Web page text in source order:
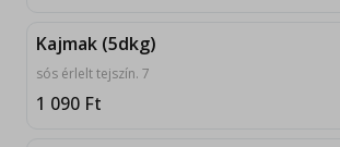
Kajmak (5dkg)
sós érlelt tejszín. 7
1 090 Ft